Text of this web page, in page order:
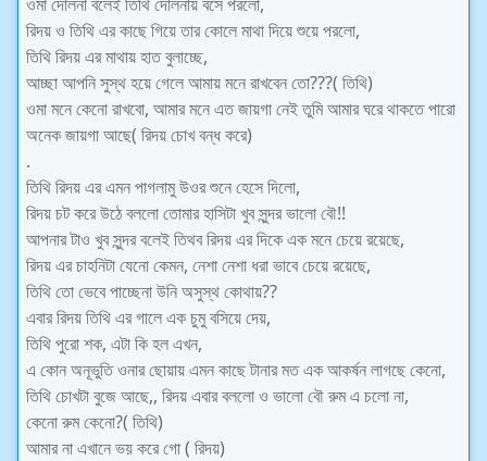
রিদয় ও তিথি এর কাছে গিয়ে তার কোলে মাথা দিয়ে শুয়ে পরলো,
তিথি রিদয় এর মাথায় হাত বুলাচ্ছে,
আচ্ছা আপনি সুস্থ হয়ে গেলে আমায় মনে রাখবেন তো???( তিথি)
ওমা মনে কেনো রাখবো, আমার মনে এত জায়গা নেই তুমি আমার ঘরে থাকতে পারো
অনেক জায়গা আছে( রিদয় চোখ বন্ধ করে)
.
তিথি রিদয় এর এমন পাগলামু উওর শুনে হেসে দিলো,
রিদয় চট করে উঠে বললো তোমার হাসিটা খুব সুন্দর ভালো বৌ!!
আপনার টাও খুব সুন্দর বলেই তিথব রিদয় এর দিকে এক মনে চেয়ে রয়েছে,
রিদয় এর চাহনিটা যেনো কেমন, নেশা নেশা ধরা ভাবে চেয়ে রয়েছে,
তিথি তো ভেবে পাচ্ছেনা উনি অসুস্থ কোথায়??
এবার রিদয় তিথি এর গালে এক চুমু বসিয়ে দেয়,
তিথি পুরো শক, এটা কি হল এখন,
এ কোন অনূভুতি ওনার ছোয়ায় এমন কাছে টানার মত এক আকর্ষন লাগছে কেনো,
তিথি চোখটা বুজে আছে,, রিদয় এবার বললো ও ভালো বৌ রুম এ চলো না,
কেনো রুম কেনো?( তিথি)
আমার না এখানে ভয় করে গো ( রিদয়)